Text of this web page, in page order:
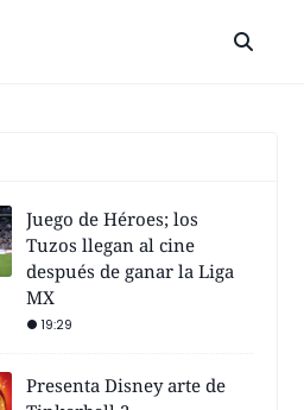
Juego de Héroes; los
Tuzos llegan al cine
después de ganar la Liga
MX
19:29
Presenta Disney arte de